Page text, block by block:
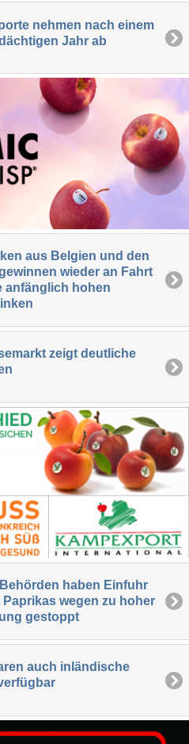
nehmen nach einem
Jahr ab
aus Belgien und den
wieder an Fahrt
anfänglich hohen
zeigt deutliche
haben Einfuhr
wegen zu hoher
gestoppt
auch inländische